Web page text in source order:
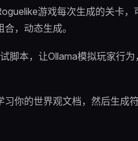
游戏每次生成的关卡
，动态生成。
脚本，让Ollama模拟玩家行
习你的世界观文档，然后生成